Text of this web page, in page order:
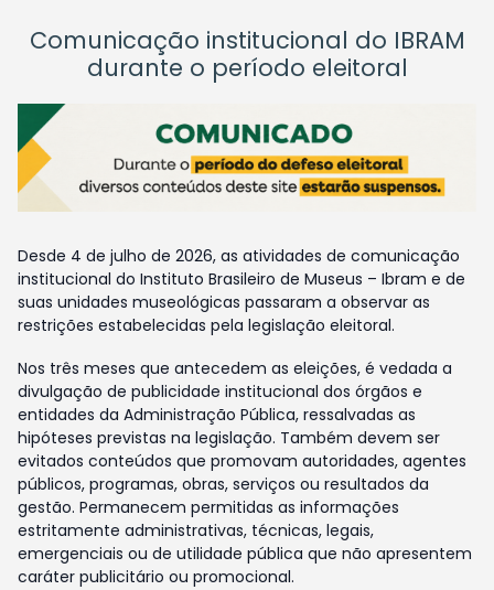
Comunicação institucional do IBRAM
durante o período eleitoral
Desde 4 de julho de 2026, as atividades de comunicação
institucional do Instituto Brasileiro de Museus – Ibram e de
suas unidades museológicas passaram a observar as
restrições estabelecidas pela legislação eleitoral.
Nos três meses que antecedem as eleições, é vedada a
divulgação de publicidade institucional dos órgãos e
entidades da Administração Pública, ressalvadas as
hipóteses previstas na legislação. Também devem ser
evitados conteúdos que promovam autoridades, agentes
públicos, programas, obras, serviços ou resultados da
gestão. Permanecem permitidas as informações
estritamente administrativas, técnicas, legais,
emergenciais ou de utilidade pública que não apresentem
caráter publicitário ou promocional.